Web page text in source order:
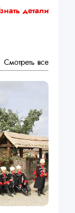
детали
Смотреть все